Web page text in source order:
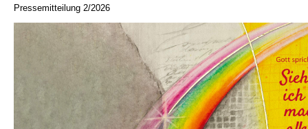
Pressemitteilung 2/2026